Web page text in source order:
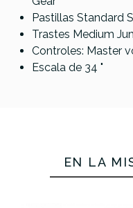
Pastillas Standard
Trastes Medium
Controles: Master
Escala de 34 "
EN LA